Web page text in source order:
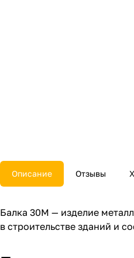
Описание Отзывы
Балка 30М — изделие
в строительстве зданий и